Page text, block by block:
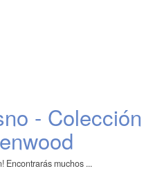
- Colección
Encontrarás muchos ...